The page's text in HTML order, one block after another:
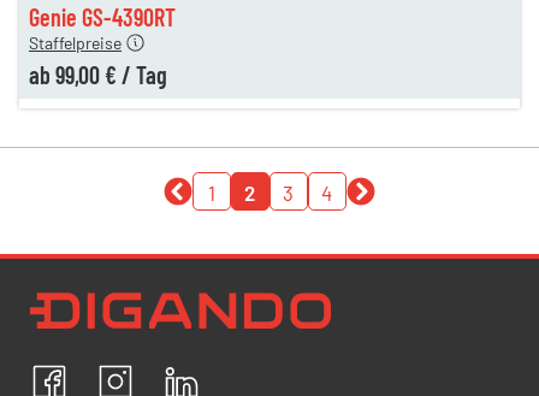
Genie GS-4390RT
Staffelpreise
ab 99,00 € / Tag
1 2 3 4
FacebookInstagram
Ich bestätige, dass ich die
Datenschutzrichtlinien
personenbezogenen Daten einverstanden.